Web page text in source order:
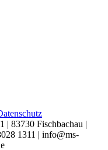
| 83730 Fischbachau |
1311 | info@ms-